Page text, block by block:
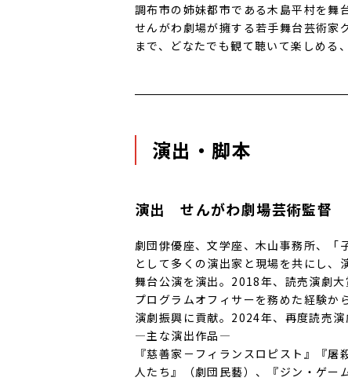
調布市の姉妹都市である木島平村を舞
せんがわ劇場が擁する若手舞台芸術家
まで、どなたでも観て聴いて楽しめる
演出・脚本
演出 せんがわ劇場芸術監督
劇団俳優座、文学座、木山事務所、「
として多くの演出家と現場を共にし、
舞台公演を演出。2018年、読売演劇
プログラムオフィサーを務めた経験か
演劇振興に貢献。2024年、再度読売演
―主な演出作品―
『慈善家－フィランスロピスト』『
人たち』（劇団民藝）、『ジン・ゲー